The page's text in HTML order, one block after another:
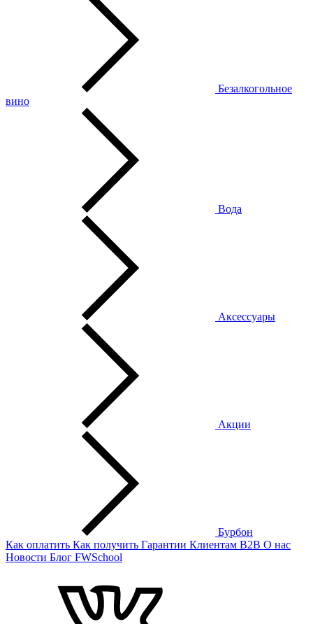
Безалкогольное
вино
Вода
Аксессуары
Акции
Бурбон
Как оплатить Как получить Гарантии Клиентам B2B О нас
Новости Блог FWSchool